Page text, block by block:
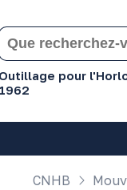
Outillage pour
1962
CNHB